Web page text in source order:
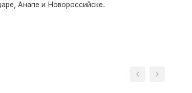
Анапе и Новороссийске.